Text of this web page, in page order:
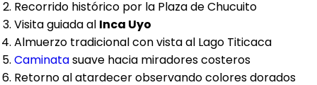
Recorrido histórico por la Plaza de Chucuito
Visita guiada al Inca Uyo
Almuerzo tradicional con vista al Lago Titicaca
Caminatasuave hacia miradores costeros
Retorno al atardecer observando colores dorados